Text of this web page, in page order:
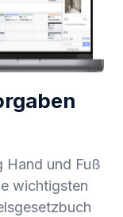
Hand und Fuß
wichtigsten